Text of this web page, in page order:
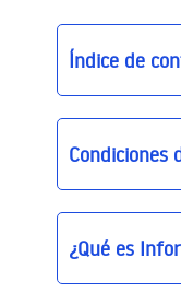
Índice de
Condiciones
¿Qué es